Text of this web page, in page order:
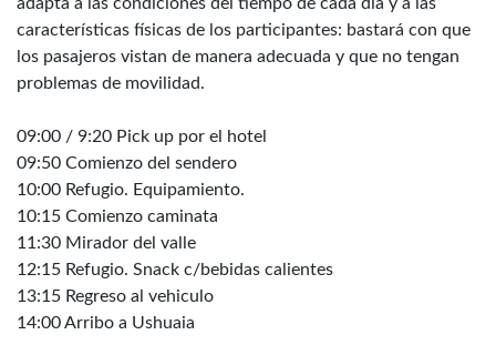
características físicas de los participantes: bastará con que
los pasajeros vistan de manera adecuada y que no tengan
problemas de movilidad.
09:00 / 9:20 Pick up por el hotel
09:50 Comienzo del sendero
10:00 Refugio. Equipamiento.
10:15 Comienzo caminata
11:30 Mirador del valle
12:15 Refugio. Snack c/bebidas calientes
13:15 Regreso al vehiculo
14:00 Arribo a Ushuaia